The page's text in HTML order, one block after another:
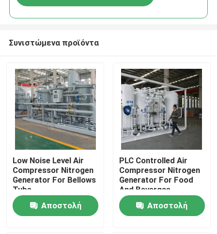
Σπίτι
Προϊόντα
Συνιστώμενα προϊόντα
Low Noise Level Air
Compressor Nitrogen
Generator For Bellows
Tube
Αποστολή
PLC Controlled Air
Compressor Nitrogen
Generator For Food
And Bevergae
Αποστολή